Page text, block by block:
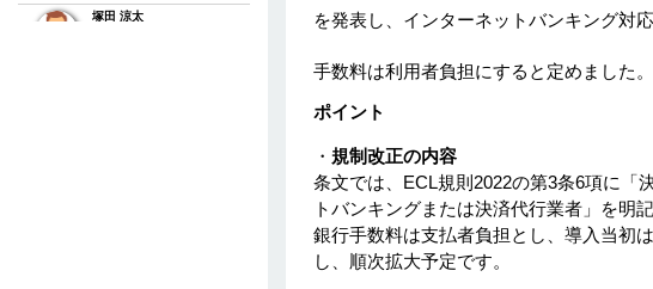
塚田 涼太 を発表し、インターネットバンキング対
手数料は利用者負担にすると定めました。
ポイント
・ 規制改正の内容
条文では、ECL規則2022の第3条6項に「
トバンキングまたは決済代行業者」を明
銀行手数料は支払者負担とし、導入当初
し、順次拡大予定です。